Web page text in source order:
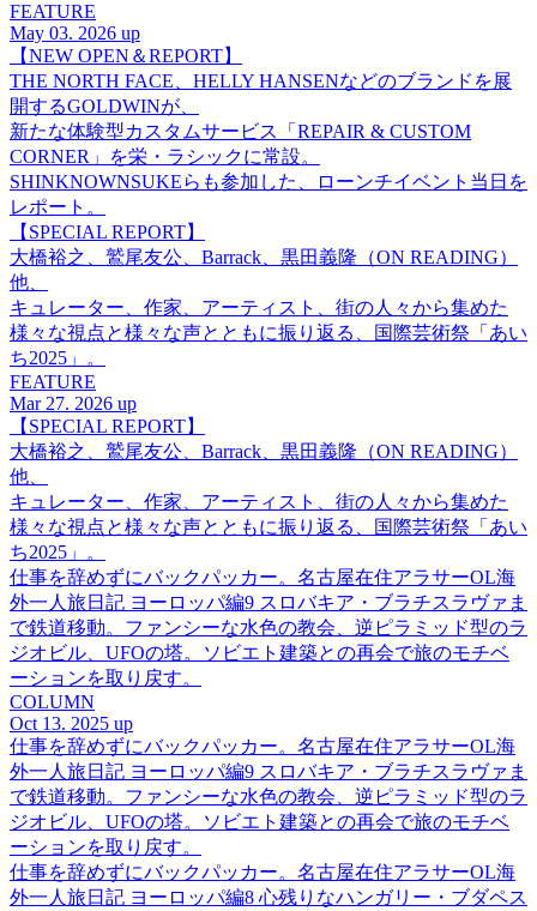
FEATURE
May 03. 2026 up
【NEW OPEN＆REPORT】
THE NORTH FACE、HELLY HANSENなどのブランドを展
開するGOLDWINが、
新たな体験型カスタムサービス「REPAIR & CUSTOM
CORNER」を栄・ラシックに常設。
SHINKNOWNSUKEらも参加した、ローンチイベント当日を
レポート。
【SPECIAL REPORT】
大橋裕之、鷲尾友公、Barrack、黒田義隆（ON READING）
他、
キュレーター、作家、アーティスト、街の人々から集めた
様々な視点と様々な声とともに振り返る、国際芸術祭「あい
ち2025」。
FEATURE
Mar 27. 2026 up
【SPECIAL REPORT】
大橋裕之、鷲尾友公、Barrack、黒田義隆（ON READING）
他、
キュレーター、作家、アーティスト、街の人々から集めた
様々な視点と様々な声とともに振り返る、国際芸術祭「あい
ち2025」。
仕事を辞めずにバックパッカー。名古屋在住アラサーOL海
外一人旅日記 ヨーロッパ編9 スロバキア・ブラチスラヴァま
で鉄道移動。ファンシーな水色の教会、逆ピラミッド型のラ
ジオビル、UFOの塔。ソビエト建築との再会で旅のモチベ
ーションを取り戻す。
COLUMN
Oct 13. 2025 up
仕事を辞めずにバックパッカー。名古屋在住アラサーOL海
外一人旅日記 ヨーロッパ編9 スロバキア・ブラチスラヴァま
で鉄道移動。ファンシーな水色の教会、逆ピラミッド型のラ
ジオビル、UFOの塔。ソビエト建築との再会で旅のモチベ
ーションを取り戻す。
仕事を辞めずにバックパッカー。名古屋在住アラサーOL海
外一人旅日記 ヨーロッパ編8 心残りなハンガリー・ブダペス